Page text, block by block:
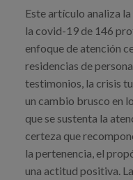
Este artículo analiza
la covid-19 de 146
enfoque de atención
residencias de
testimonios, la crisis
un cambio brusco en
que se sustenta la
certeza que
la pertenencia, el
una actitud positiva.